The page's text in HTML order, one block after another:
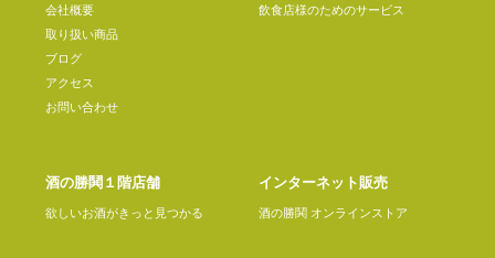
会社概要
取り扱い商品
ブログ
アクセス
お問い合わせ
飲食店様のためのサービス
酒の勝鬨１階店舗
欲しいお酒がきっと見つかる
インターネット販売
酒の勝鬨 オンラインストア